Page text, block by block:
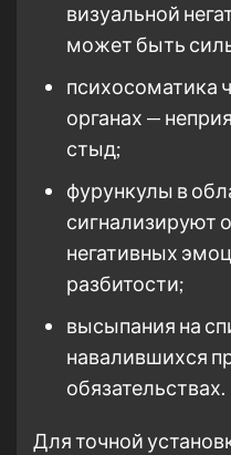
визуальной
может быть
психосоматика
органах —
стыд;
фурункулы в
сигнализируют
негативных
разбитости;
высыпания на
навалившихся
обязательствах.
Для точной